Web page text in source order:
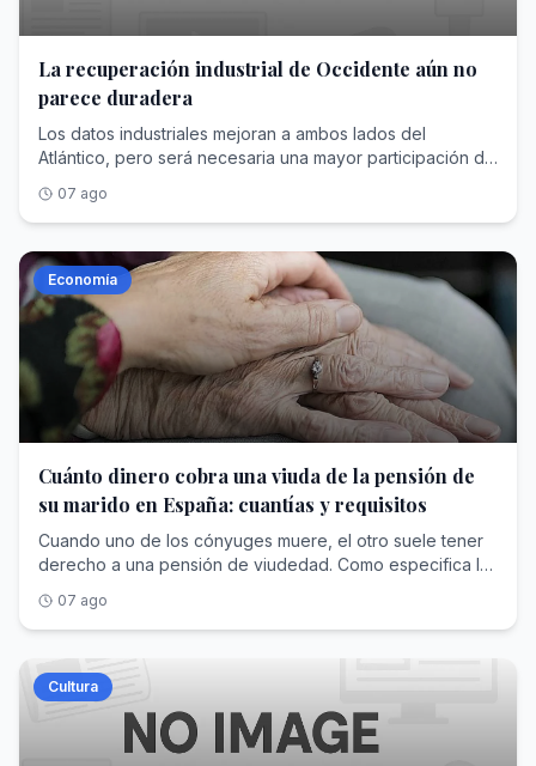
La recuperación industrial de Occidente aún no
parece duradera
Los datos industriales mejoran a ambos lados del
Atlántico, pero será necesaria una mayor participación de
07 ago
Economía
Cuánto dinero cobra una viuda de la pensión de
su marido en España: cuantías y requisitos
Cuando uno de los cónyuges muere, el otro suele tener
derecho a una pensión de viudedad. Como especifica la
una prestación contributiva. Sin embargo, para poder
recibirla es necesario que tanto el fallecido como el
sobreviviente necesitan cumplir ciertos requisitos. El
objetivo fundamental de esta pensión es evitar la pérdida
de poder adquisitivo o la vulnerabilidad económica de la
persona que la puede recibir, especialmente si el que ha
fallecido era quien aportaba la mayoría de ingresos a la
07 ago
Cultura